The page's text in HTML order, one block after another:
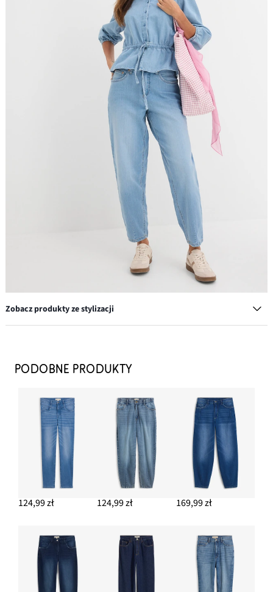
Zobacz produkty ze stylizacji
64,99 zł
Top w prążek z czystej bawełny
32,99 zł
DODAJ DO KOSZYKA
Kolczyki kółka z twistem
39,99 zł
127,99 zł
DODAJ DO KOSZYKA
PODOBNE PRODUKTY
124,99 zł 124,99 zł 169,99 zł